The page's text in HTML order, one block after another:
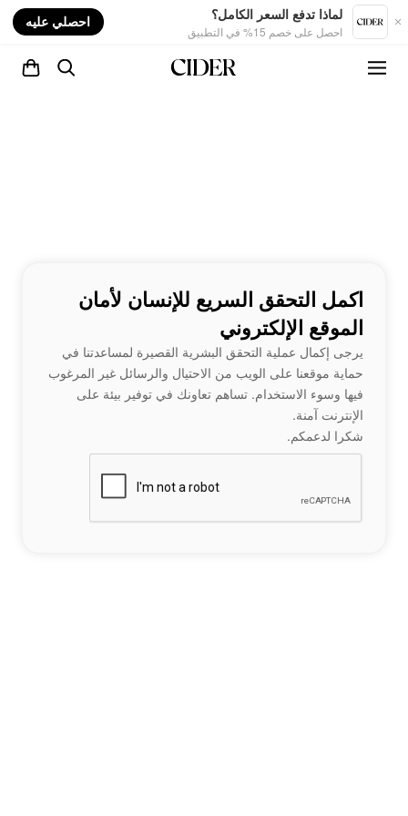
لماذا تدفع السعر الكامل؟
احصل على خصم 15% في التطبيق
احصلي عليه
اكمل التحقق السريع للإنسان لأمان
الموقع الإلكتروني
يرجى إكمال عملية التحقق البشرية القصيرة لمساعدتنا في
حماية موقعنا على الويب من الاحتيال والرسائل غير المرغوب
فيها وسوء الاستخدام. تساهم تعاونك في توفير بيئة على
الإنترنت آمنة.
شكرا لدعمكم.